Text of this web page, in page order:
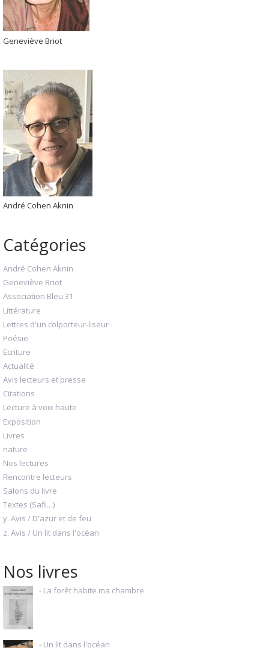
Geneviève Briot
André Cohen Aknin
Catégories
André Cohen Aknin
Geneviève Briot
Association Bleu 31
Littérature
Lettres d'un colporteur-liseur
Poésie
Ecriture
Actualité
Avis lecteurs et presse
Citations
Lecture à voix haute
Exposition
Livres
nature
Nos lectures
Rencontre lecteurs
Salons du livre
Textes (Safi…)
y. Avis / D'azur et de feu
z. Avis / Un lit dans l'océan
Nos livres
- La forêt habite ma chambre
- Un lit dans l'océan